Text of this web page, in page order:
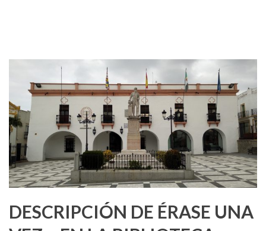
DESCRIPCIÓN DE ÉRASE UNA